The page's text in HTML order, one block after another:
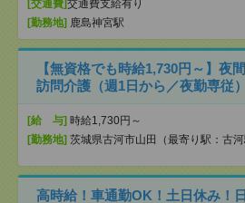
[交通費]交通費支給有り
[勤務地] 鹿島神宮駅
【無資格でも時給1,730円～】夜
訪問介護（週1日から／夜勤専従
[給 与] 時給1,730円～
[勤務地] 茨城県古河市山田（最寄り駅：古河
高時給！車通勤OK！土日休み！